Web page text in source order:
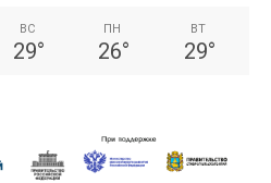
ВС
29°
ПН
26°
ВТ
29°